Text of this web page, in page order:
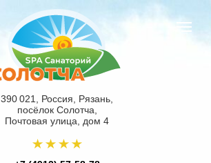
390 021, Россия, Рязань,
посёлок Солотча,
Почтовая улица, дом 4